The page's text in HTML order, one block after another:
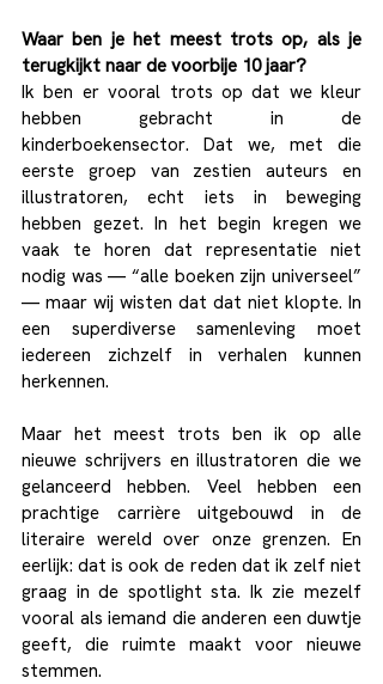
Waar ben je het meest trots op, als je
terugkijkt naar de voorbije 10 jaar?
Ik ben er vooral trots op dat we kleur
hebben gebracht in de
kinderboekensector. Dat we, met die
eerste groep van zestien auteurs en
illustratoren, echt iets in beweging
hebben gezet. In het begin kregen we
vaak te horen dat representatie niet
nodig was — “alle boeken zijn universeel”
— maar wij wisten dat dat niet klopte. In
een superdiverse samenleving moet
iedereen zichzelf in verhalen kunnen
herkennen.
Maar het meest trots ben ik op alle
nieuwe schrijvers en illustratoren die we
gelanceerd hebben. Veel hebben een
prachtige carrière uitgebouwd in de
literaire wereld over onze grenzen. En
eerlijk: dat is ook de reden dat ik zelf niet
graag in de spotlight sta. Ik zie mezelf
vooral als iemand die anderen een duwtje
geeft, die ruimte maakt voor nieuwe
stemmen.